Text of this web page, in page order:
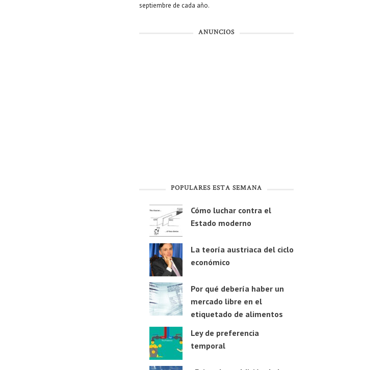
septiembre de cada año.
ANUNCIOS
POPULARES ESTA SEMANA
Cómo luchar contra el
Estado moderno
La teoría austriaca del ciclo
económico
Por qué debería haber un
mercado libre en el
etiquetado de alimentos
Ley de preferencia
temporal